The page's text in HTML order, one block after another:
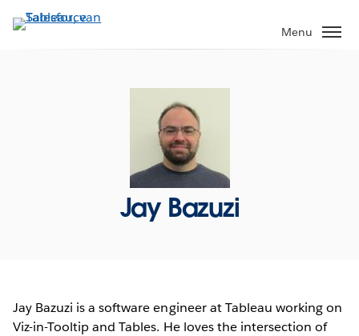
Verder
naar
Menu
Jay Bazuzi
Jay Bazuzi is a software engineer at Tableau working on
Viz-in-Tooltip and Tables. He loves the intersection of